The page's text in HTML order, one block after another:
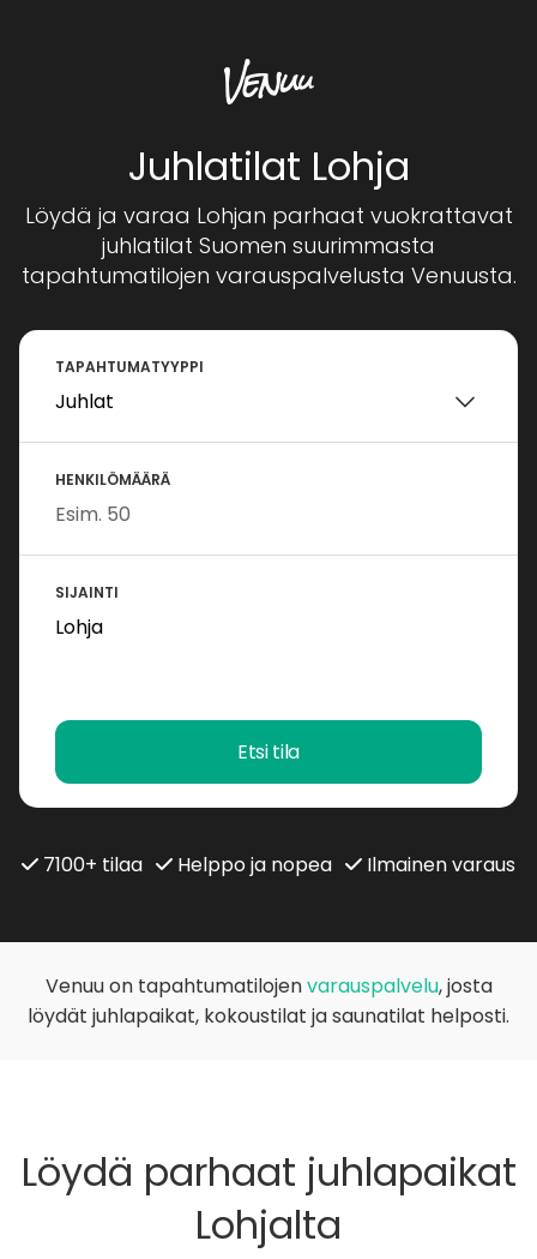
Juhlatilat Lohja
Löydä ja varaa Lohjan parhaat vuokrattavat
juhlatilat Suomen suurimmasta
tapahtumatilojen varauspalvelusta Venuusta.
TAPAHTUMATYYPPI
HENKILÖMÄÄRÄ
SIJAINTI
Etsi tila
7100+ tilaa Helppo ja nopea Ilmainen varaus
Venuu on tapahtumatilojenvarauspalvelu, josta
löydät juhlapaikat, kokoustilat ja saunatilat helposti.
Löydä parhaat juhlapaikat
Lohjalta